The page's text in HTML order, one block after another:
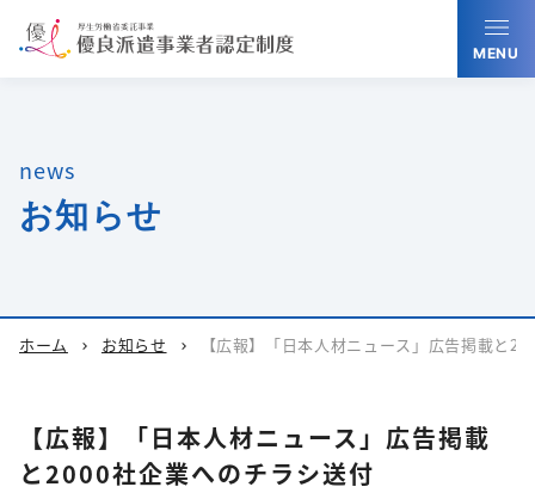
MENU
news
お知らせ
ホーム chevron_right お知らせ chevron_right 【広報】「日本人材ニュース」広告掲載と
【広報】「日本人材ニュース」広告掲載
と2000社企業へのチラシ送付